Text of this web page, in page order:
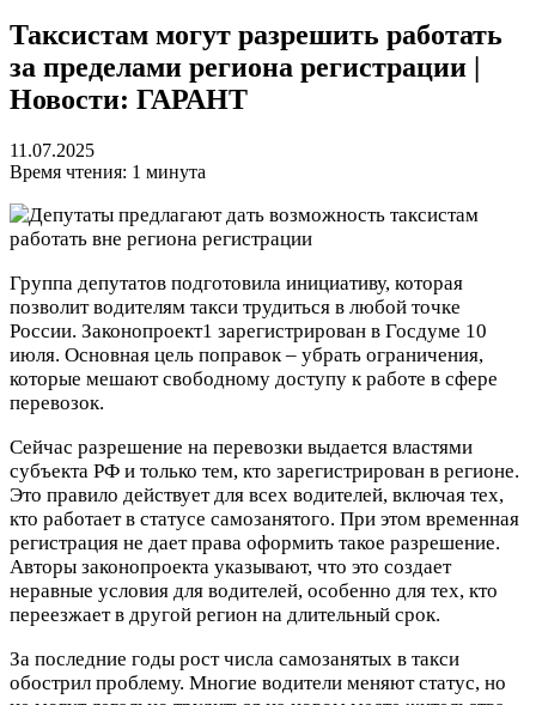
Таксистам могут разрешить работать
за пределами региона регистрации |
Новости: ГАРАНТ
11.07.2025
Время чтения: 1 минута
Группа депутатов подготовила инициативу, которая
позволит водителям такси трудиться в любой точке
России. Законопроект1 зарегистрирован в Госдуме 10
июля. Основная цель поправок – убрать ограничения,
которые мешают свободному доступу к работе в сфере
перевозок.
Сейчас разрешение на перевозки выдается властями
субъекта РФ и только тем, кто зарегистрирован в регионе.
Это правило действует для всех водителей, включая тех,
кто работает в статусе самозанятого. При этом временная
регистрация не дает права оформить такое разрешение.
Авторы законопроекта указывают, что это создает
неравные условия для водителей, особенно для тех, кто
переезжает в другой регион на длительный срок.
За последние годы рост числа самозанятых в такси
обострил проблему. Многие водители меняют статус, но